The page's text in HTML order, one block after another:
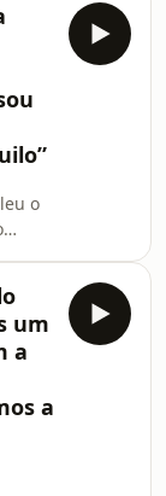
ir
ter
no
o
um
a
a